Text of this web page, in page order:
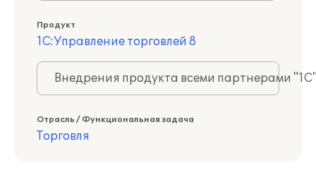
Продукт
1С:Управление торговлей 8
Внедрения продукта всеми партнерами
Отрасль / Функциональная задача
Торговля